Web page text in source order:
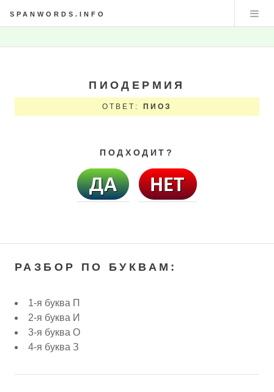
SPANWORDS.INFO
ПИОДЕРМИЯ
ОТВЕТ: ПИОЗ
ПОДХОДИТ?
РАЗБОР ПО БУКВАМ:
1-я буква П
2-я буква И
3-я буква О
4-я буква З